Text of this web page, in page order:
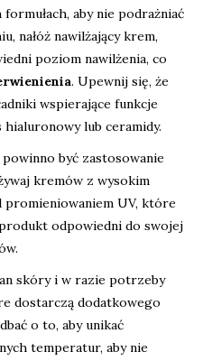
aby nie podrażniać
nałóż nawilżający krem,
poziom nawilżenia, co
. Upewnij się, że
wspierające funkcje
lub ceramidy.
być zastosowanie
kremów z wysokim
promieniowaniem UV, które
odpowiedni do swojej
skóry i w razie potrzeby
dostarczą dodatkowego
o to, aby unikać
temperatur, aby nie